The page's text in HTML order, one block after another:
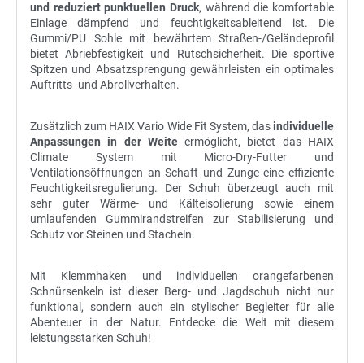
und reduziert punktuellen Druck, während die komfortable
Einlage dämpfend und feuchtigkeitsableitend ist. Die
Gummi/PU Sohle mit bewährtem Straßen-/Geländeprofil
bietet Abriebfestigkeit und Rutschsicherheit. Die sportive
Spitzen und Absatzsprengung gewährleisten ein optimales
Auftritts- und Abrollverhalten.
Zusätzlich zum HAIX Vario Wide Fit System, dasindividuelle
Anpassungen in der Weiteermöglicht, bietet das HAIX
Climate System mit Micro-Dry-Futter und
Ventilationsöffnungen an Schaft und Zunge eine effiziente
Feuchtigkeitsregulierung. Der Schuh überzeugt auch mit
sehr guter Wärme- und Kälteisolierung sowie einem
umlaufenden Gummirandstreifen zur Stabilisierung und
Schutz vor Steinen und Stacheln.
Mit Klemmhaken und individuellen orangefarbenen
Schnürsenkeln ist dieser Berg- und Jagdschuh nicht nur
funktional, sondern auch ein stylischer Begleiter für alle
Abenteuer in der Natur. Entdecke die Welt mit diesem
leistungsstarken Schuh!